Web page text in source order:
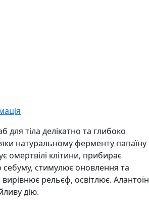
для тіла делікатно та глибоко
натуральному ферменту папаїну
омертвілі клітини, прибирає
стимулює оновлення та
рельєф, освітлює. Алантоїн
дію.